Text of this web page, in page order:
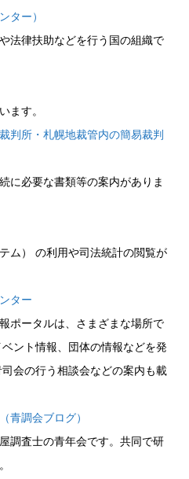
ター）
法律扶助などを行う国の組織で
ます。
判所・札幌地裁管内の簡易裁判
に必要な書類等の案内がありま
ム） の利用や司法統計の閲覧が
ター
ポータルは、さまざまな場所で
ント情報、団体の情報などを発
会の行う相談会などの案内も載
青調会ブログ）
調査士の青年会です。共同で研